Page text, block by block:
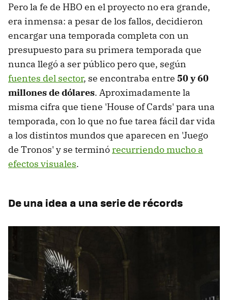
Pero la fe de HBO en el proyecto no era grande,
era inmensa: a pesar de los fallos, decidieron
encargar una temporada completa con un
presupuesto para su primera temporada que
nunca llegó a ser público pero que, según
fuentes del sector, se encontraba entre 50 y 60
millones de dólares. Aproximadamente la
misma cifra que tiene 'House of Cards' para una
temporada, con lo que no fue tarea fácil dar vida
a los distintos mundos que aparecen en 'Juego
de Tronos' y se terminórecurriendo mucho a
efectos visuales.
De una idea a una serie de récords